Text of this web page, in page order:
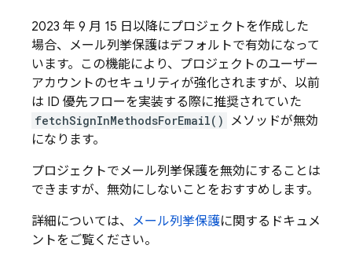
2023 年 9 月 15 日以降にプロジェクトを作成した
場合、メール列挙保護はデフォルトで有効になって
います。この機能により、プロジェクトのユーザー
アカウントのセキュリティが強化されますが、以前
は ID 優先フローを実装する際に推奨されていた
fetchSignInMethodsForEmail()
メソッドが無効
になります。
プロジェクトでメール列挙保護を無効にすることは
できますが、無効にしないことをおすすめします。
詳細については、 メール列挙保護に関するドキュメ
ントをご覧ください。